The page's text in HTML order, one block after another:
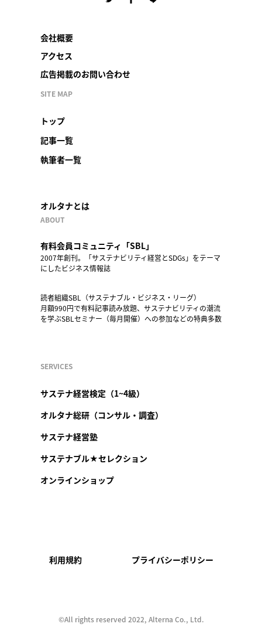
会社概要
アクセス
広告掲載のお問い合わせ
SITE MAP
トップ
記事一覧
執筆者一覧
オルタナとは
ABOUT
有料会員コミュニティ「SBL」
2007年創刊。「サステナビリティ経営とSDGs」をテーマ
にしたビジネス情報誌
読者組織SBL（サステナブル・ビジネス・リーグ）
月額990円で有料記事読み放題、サステナビリティの潮流
を学ぶSBLセミナー（毎月開催）への参加などの特典多数
SERVICES
サステナ経営検定（1~4級）
オルタナ総研（コンサル・調査）
サステナ経営塾
サステナブル★セレクション
オンラインショップ
利用規約 プライバシーポリシー
©︎All rights reserved 2022, Alterna Co., Ltd.